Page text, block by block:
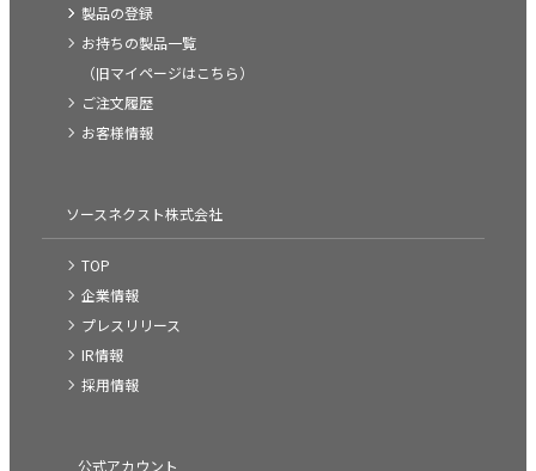
製品の登録
お持ちの製品一覧
（旧マイページはこちら）
ご注文履歴
お客様情報
ソースネクスト株式会社
TOP
企業情報
プレスリリース
IR情報
採用情報
公式アカウント